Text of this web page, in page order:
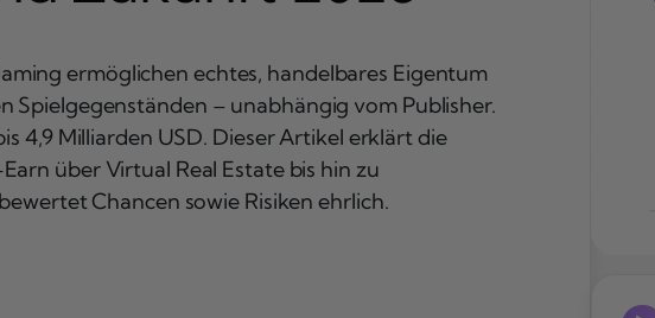
ermöglichen echtes, handelbares Eigentum
Spielgegenständen – unabhängig vom Publisher.
4,9 Milliarden USD. Dieser Artikel erklärt die
über Virtual Real Estate bis hin zu
Chancen sowie Risiken ehrlich.